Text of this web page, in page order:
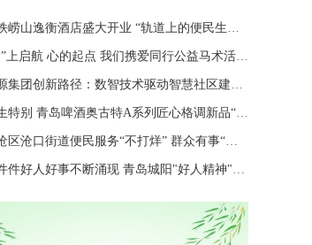
青铁崂山逸衡酒店盛大开业 “轨道上的便民生活圈”渐行渐近
“马”上启航 心的起点 我们携爱同行公益马术活动 在青岛博洋马术俱乐部举办
瑞源集团创新路径：数智技术驱动智慧社区建设与运营
天生特别 青岛啤酒奥古特A系列匠心格调新品“特别”登场
李沧区沧口街道便民服务“不打烊” 群众有事“随时办”
一件件好人好事不断涌现 青岛城阳"好人精神"擦亮城市文明底色